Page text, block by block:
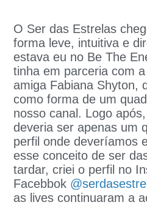
O Ser das Estrelas
forma leve, intuitiva e
estava eu no Be The
tinha em parceria com
amiga Fabiana Shyton,
como forma de um
nosso canal. Logo
deveria ser apenas um
perfil onde deveríamos
esse conceito de ser
tardar, criei o perfil no
Facebbok
as lives continuaram a